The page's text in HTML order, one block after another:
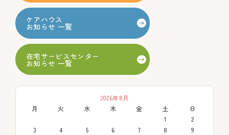
ケアハウス
お知らせ 一覧
在宅サービスセンター
お知らせ 一覧
2026年8月
月
火 水 木 金 土 日
1
2
3
4 5 6 7 8
9